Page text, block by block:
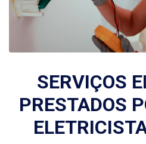
SERVIÇOS
PRESTADOS